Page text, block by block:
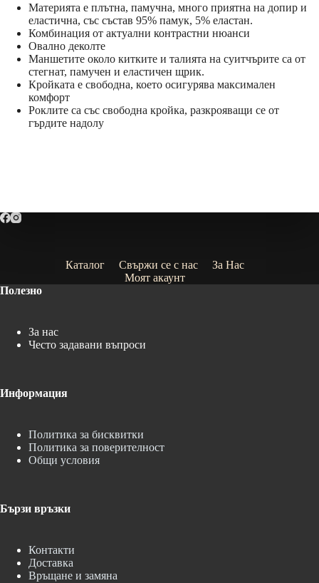
Материята е плътна, памучна, много приятна на допир и
еластична, със състав 95% памук, 5% еластан.
Комбинация от актуални контрастни нюанси
Овално деколте
Маншетите около китките и талията на суитчърите са от
стегнат, памучен и еластичен щрик.
Кройката е свободна, което осигурява максимален
комфорт
Роклите са със свободна кройка, разкрояващи се от
гърдите надолу
Каталог Свържи се с нас
За Нас
Моят акаунт
Полезно
За нас
Често задавани въпроси
Информация
Политика за бисквитки
Политика за поверителност
Общи условия
Бързи връзки
Контакти
Доставка
Връщане и замяна